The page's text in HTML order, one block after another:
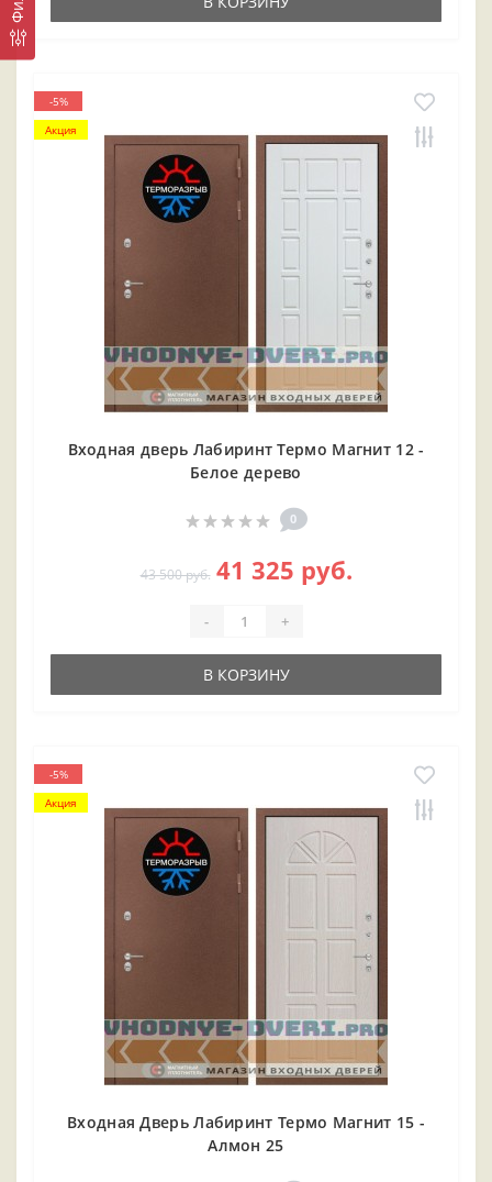
-5%
Акция
Входная дверь Лабиринт Термо Магнит 12 -
Белое дерево
0
43 500 руб. 41 325 руб.
- +
В КОРЗИНУ
-5%
Акция
Входная Дверь Лабиринт Термо Магнит 15 -
Алмон 25